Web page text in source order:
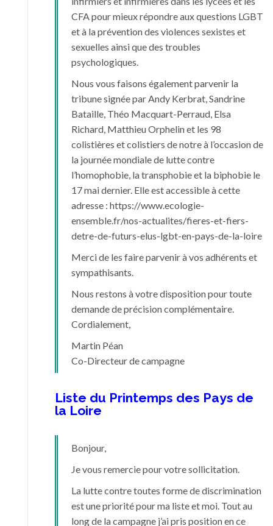
CFA pour mieux répondre aux questions LGBT
et à la prévention des violences sexistes et
sexuelles ainsi que des troubles
psychologiques.
Nous vous faisons également parvenir la
tribune signée par Andy Kerbrat, Sandrine
Bataille, Théo Macquart-Perraud, Elsa
Richard, Matthieu Orphelin et les 98
colistières et colistiers de notre à l’occasion de
la journée mondiale de lutte contre
l’homophobie, la transphobie et la biphobie le
17 mai dernier. Elle est accessible à cette
adresse : https://www.ecologie-
ensemble.fr/nos-actualites/fieres-et-fiers-
detre-de-futurs-elus-lgbt-en-pays-de-la-loire
Merci de les faire parvenir à vos adhérents et
sympathisants.
Nous restons à votre disposition pour toute
demande de précision complémentaire.
Cordialement,
Martin Péan
Co-Directeur de campagne
Liste du Printemps des Pays de
la Loire
Bonjour,
Je vous remercie pour votre sollicitation.
La lutte contre toutes forme de discrimination
est une priorité pour ma liste et moi. Tout au
long de la campagne j’ai pris position en ce